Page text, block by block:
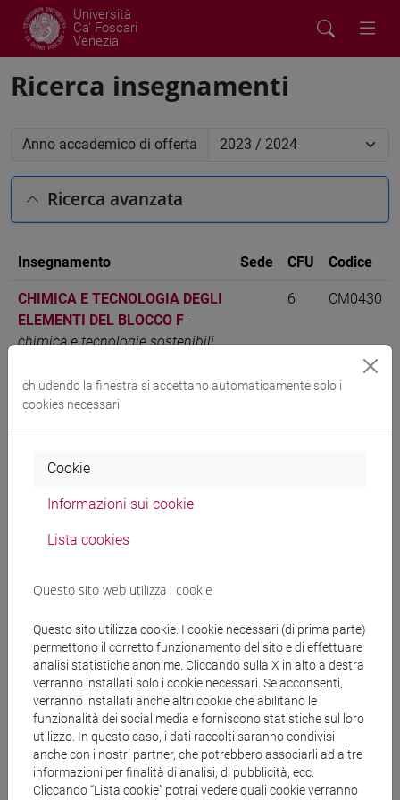
Università
Ca' Foscari
Venezia
Ricerca insegnamenti
Anno accademico di offerta
Ricerca avanzata
Insegnamento Sede CFU Codice
CHIMICA E TECNOLOGIA DEGLI
ELEMENTI DEL BLOCCO F -
chimica e tecnologie sostenibili
6 CM0430
Ricerca strutture
Ricerca pubblicazioni
Ricerca risorse bibliografiche
chiudendo la finestra si accettano automaticamente solo i
cookies necessari
Cookie
Informazioni sui cookie
Lista cookies
Questo sito web utilizza i cookie
Questo sito utilizza cookie. I cookie necessari (di prima parte)
permettono il corretto funzionamento del sito e di effettuare
analisi statistiche anonime. Cliccando sulla X in alto a destra
verranno installati solo i cookie necessari. Se acconsenti,
verranno installati anche altri cookie che abilitano le
funzionalità dei social media e forniscono statistiche sul loro
utilizzo. In questo caso, i dati raccolti saranno condivisi
anche con i nostri partner, che potrebbero associarli ad altre
informazioni per finalità di analisi, di pubblicità, ecc.
Cliccando “Lista cookie” potrai vedere quali cookie verranno